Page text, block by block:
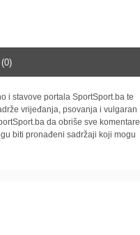
i stavove portala SportSport.ba te
vrijeđanja, psovanja i vulgaran
da obriše sve komentare
biti pronađeni sadržaji koji mogu